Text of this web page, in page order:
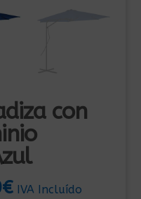
con
€El
IVA Incluído